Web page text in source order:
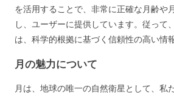
を活用することで、非常に正確な月齢や
し、ユーザーに提供しています。従って
は、科学的根拠に基づく信頼性の高い情
月の魅力について
月は、地球の唯一の自然衛星として、私